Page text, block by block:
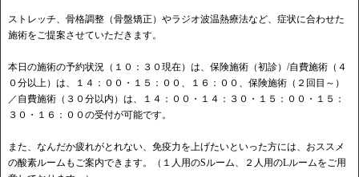
ストレッチ、骨格調整（骨盤矯正）やラジオ波温熱療法など、症状に合わせた
施術をご提案させていただきます。
本日の施術の予約状況（１０：３０現在）は、保険施術（初診）/自費施術（４
０分以上）は、１４：００・１５：００、１６：００、保険施術（２回目～）
／自費施術（３０分以内）は、１４：００・１４：３０・１５：００・１５：
３０・１６：００の受付が可能です。
また、なんだか疲れがとれない、免疫力を上げたいといった方には、おススメ
の酸素ルームもご案内できます。（１人用のSルーム、２人用のLルームをご用